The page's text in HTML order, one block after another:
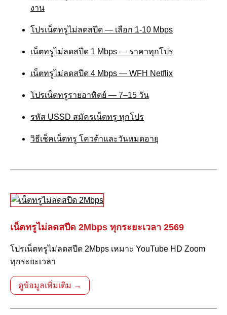
งาน
โปรเน็ตทรูไม่ลดสปีด — เลือก 1-10 Mbps
เน็ตทรูไม่ลดสปีด 1 Mbps — ราคาทุกโปร
เน็ตทรูไม่ลดสปีด 4 Mbps — WFH Netflix
โปรเน็ตทรูรายอาทิตย์ — 7–15 วัน
รหัส USSD สมัครเน็ตทรู ทุกโปร
วิธีเช็คเน็ตทรู โควต้าและวันหมดอายุ
เน็ตทรูไม่ลดสปีด 2Mbps ทุกระยะเวลา 2569
โปรเน็ตทรูไม่ลดสปีด 2Mbps เหมาะ YouTube HD Zoom
ทุกระยะเวลา
ดูข้อมูลเพิ่มเติม →